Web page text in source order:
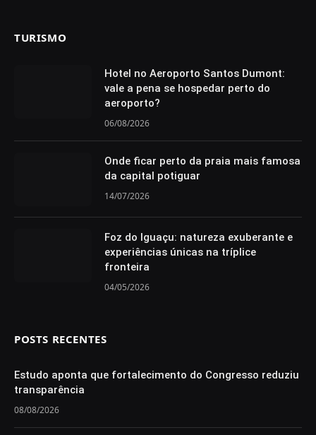
TURISMO
Hotel no Aeroporto Santos Dumont:
vale a pena se hospedar perto do
aeroporto?
06/08/2026
Onde ficar perto da praia mais famosa
da capital potiguar
14/07/2026
Foz do Iguaçu: natureza exuberante e
experiências únicas na tríplice
fronteira
04/05/2026
POSTS RECENTES
Estudo aponta que fortalecimento do Congresso reduziu
transparência
08/08/2026